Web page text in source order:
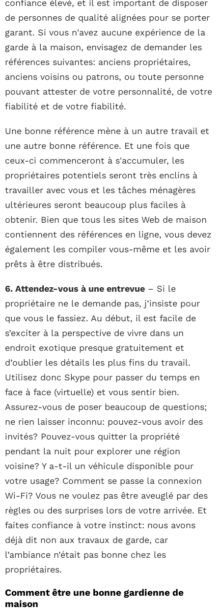
confiance élevé, et il est important de disposer
de personnes de qualité alignées pour se porter
garant. Si vous n'avez aucune expérience de la
garde à la maison, envisagez de demander les
références suivantes: anciens propriétaires,
anciens voisins ou patrons, ou toute personne
pouvant attester de votre personnalité, de votre
fiabilité et de votre fiabilité.
Une bonne référence mène à un autre travail et
une autre bonne référence. Et une fois que
ceux-ci commenceront à s'accumuler, les
propriétaires potentiels seront très enclins à
travailler avec vous et les tâches ménagères
ultérieures seront beaucoup plus faciles à
obtenir. Bien que tous les sites Web de maison
contiennent des références en ligne, vous devez
également les compiler vous-même et les avoir
prêts à être distribués.
6. Attendez-vous à une entrevue – Si le
propriétaire ne le demande pas, j’insiste pour
que vous le fassiez. Au début, il est facile de
s’exciter à la perspective de vivre dans un
endroit exotique presque gratuitement et
d’oublier les détails les plus fins du travail.
Utilisez donc Skype pour passer du temps en
face à face (virtuelle) et vous sentir bien.
Assurez-vous de poser beaucoup de questions;
ne rien laisser inconnu: pouvez-vous avoir des
invités? Pouvez-vous quitter la propriété
pendant la nuit pour explorer une région
voisine? Y a-t-il un véhicule disponible pour
votre usage? Comment se passe la connexion
Wi-Fi? Vous ne voulez pas être aveuglé par des
règles ou des surprises lors de votre arrivée. Et
faites confiance à votre instinct: nous avons
déjà dit non aux travaux de garde, car
l’ambiance n’était pas bonne chez les
propriétaires.
Comment être une bonne gardienne de
maison